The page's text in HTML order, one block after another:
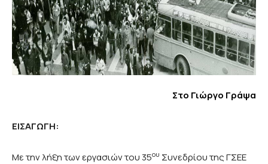
Στο Γιώργο Γράψα
ΕΙΣΑΓΩΓΗ:
Με την λήξη των εργασιών του 35ου Συνεδρίου της ΓΣΕΕ